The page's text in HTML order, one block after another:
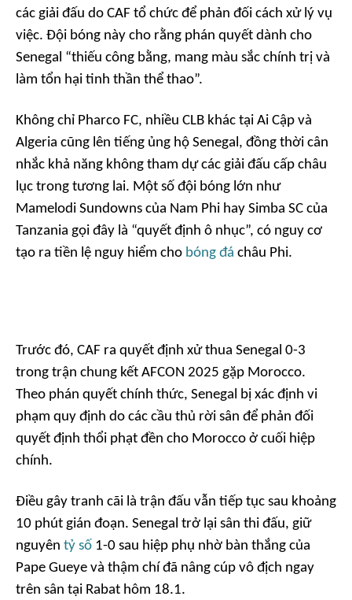
các giải đấu do CAF tổ chức để phản đối cách xử lý vụ
việc. Đội bóng này cho rằng phán quyết dành cho
Senegal “thiếu công bằng, mang màu sắc chính trị và
làm tổn hại tinh thần thể thao”.
Không chỉ Pharco FC, nhiều CLB khác tại Ai Cập và
Algeria cũng lên tiếng ủng hộ Senegal, đồng thời cân
nhắc khả năng không tham dự các giải đấu cấp châu
lục trong tương lai. Một số đội bóng lớn như
Mamelodi Sundowns của Nam Phi hay Simba SC của
Tanzania gọi đây là “quyết định ô nhục”, có nguy cơ
tạo ra tiền lệ nguy hiểm cho bóng đá châu Phi.
Trước đó, CAF ra quyết định xử thua Senegal 0-3
trong trận chung kết AFCON 2025 gặp Morocco.
Theo phán quyết chính thức, Senegal bị xác định vi
phạm quy định do các cầu thủ rời sân để phản đối
quyết định thổi phạt đền cho Morocco ở cuối hiệp
chính.
Điều gây tranh cãi là trận đấu vẫn tiếp tục sau khoảng
10 phút gián đoạn. Senegal trở lại sân thi đấu, giữ
nguyên tỷ số 1-0 sau hiệp phụ nhờ bàn thắng của
Pape Gueye và thậm chí đã nâng cúp vô địch ngay
trên sân tại Rabat hôm 18.1.